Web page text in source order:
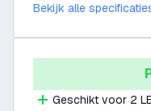
Bekijk alle
Geschikt voor 2